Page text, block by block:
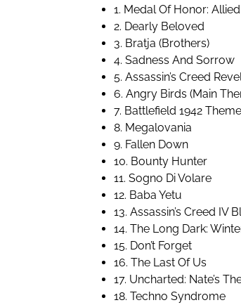
1. Medal Of Honor:
2. Dearly Beloved
3. Bratja (Brothers)
4. Sadness And Sorrow
5. Assassin’s Creed
6. Angry Birds (Main
7. Battlefield 1942 Theme
8. Megalovania
9. Fallen Down
10. Bounty Hunter
11. Sogno Di Volare
12. Baba Yetu
13. Assassin’s Creed IV
14. The Long Dark:
15. Don’t Forget
16. The Last Of Us
17. Uncharted: Nate’s
18. Techno Syndrome